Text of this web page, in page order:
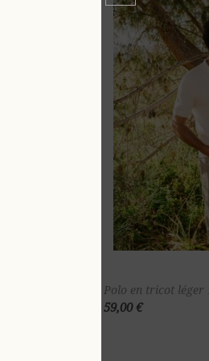
Polo en tricot léger
59,00 €